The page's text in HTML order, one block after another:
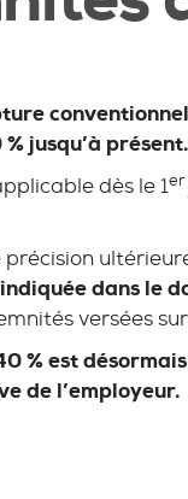
jusqu’à présent.
dès le 1er
précision
dans le
versées
% est
de l’employeur.